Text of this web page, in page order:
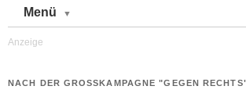
Menü
NACH DER GROSSKAMPAGNE "GEGEN RECHTS"